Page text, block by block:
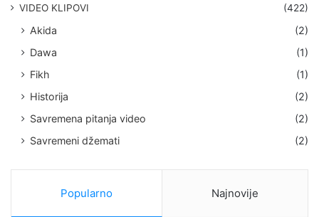
VIDEO KLIPOVI
(422)
Akida
(2)
Dawa
(1)
Fikh
(1)
Historija
(2)
Savremena pitanja video
(2)
Savremeni džemati
(2)
Popularno Najnovije